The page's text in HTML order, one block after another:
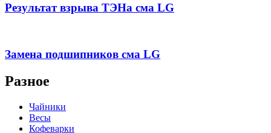
Результат взрыва ТЭНа сма LG
Замена подшипников сма LG
Разное
Чайники
Весы
Кофеварки